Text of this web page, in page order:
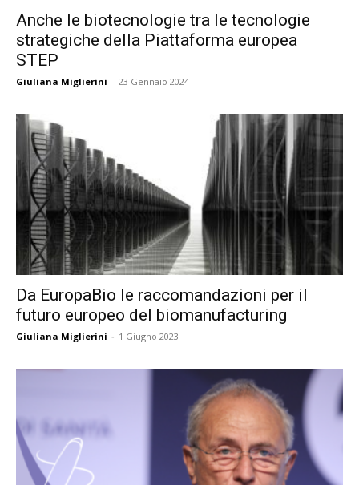
Anche le biotecnologie tra le tecnologie
strategiche della Piattaforma europea
STEP
Giuliana Miglierini - 23 Gennaio 2024
Da EuropaBio le raccomandazioni per il
futuro europeo del biomanufacturing
Giuliana Miglierini - 1 Giugno 2023